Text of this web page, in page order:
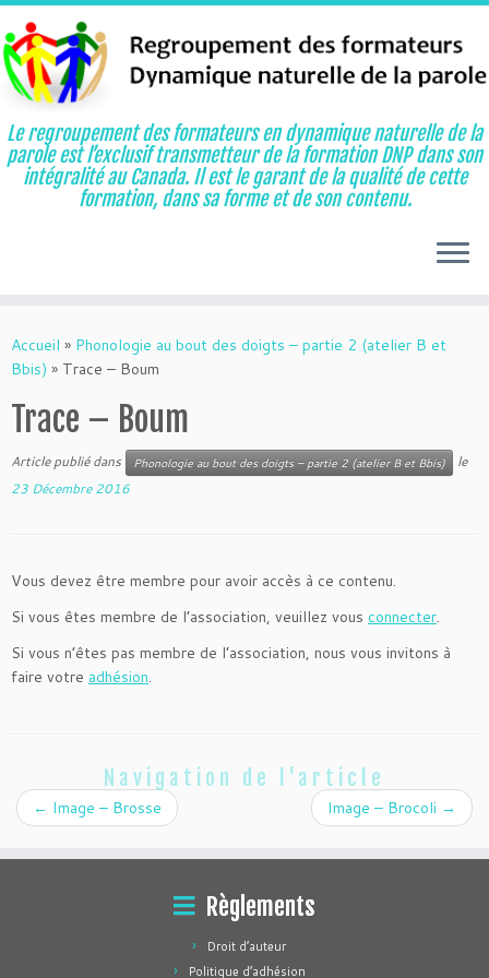
au
contenu
Le regroupement des formateurs en dynamique naturelle de la
parole est l’exclusif transmetteur de la formation DNP dans son
intégralité au Canada. Il est le garant de la qualité de cette
formation, dans sa forme et de son contenu.
Accueil » Phonologie au bout des doigts – partie 2 (atelier B et
Bbis) » Trace – Boum
Trace – Boum
Article publié dans Phonologie au bout des doigts – partie 2 (atelier B et Bbis)
le
23 Décembre 2016
Vous devez être membre pour avoir accès à ce contenu.
Si vous êtes membre de l’association, veuillez vous connecter.
Si vous n’êtes pas membre de l’association, nous vous invitons à
faire votre adhésion.
Navigation de l'article
← Image – Brosse Image – Brocoli →
Règlements
Droit d’auteur
Politique d’adhésion